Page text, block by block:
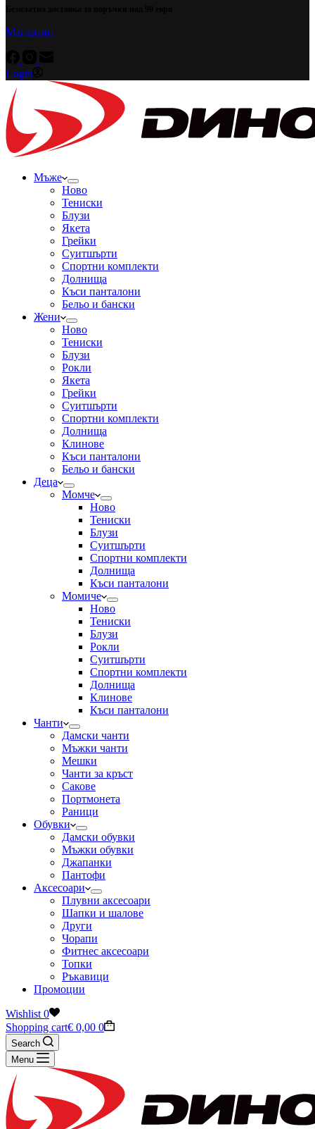
Магазини
Login
Мъже
Ново
Тениски
Блузи
Якета
Грейки
Суитшърти
Спортни комплекти
Долнища
Къси панталони
Бельо и бански
Жени
Ново
Тениски
Блузи
Рокли
Якета
Грейки
Суитшърти
Спортни комплекти
Долнища
Клинове
Къси панталони
Бельо и бански
Деца
Момче
Ново
Тениски
Блузи
Суитшърти
Спортни комплекти
Долнища
Къси панталони
Момиче
Ново
Тениски
Блузи
Рокли
Суитшърти
Спортни комплекти
Долнища
Клинове
Къси панталони
Чанти
Дамски чанти
Мъжки чанти
Мешки
Чанти за кръст
Сакове
Портмонета
Раници
Обувки
Дамски обувки
Мъжки обувки
Джапанки
Пантофи
Аксесоари
Плувни аксесоари
Шапки и шалове
Други
Чорапи
Фитнес аксесоари
Топки
Ръкавици
Промоции
Wishlist 0
Shopping cart€ 0,00 0
Search
Menu